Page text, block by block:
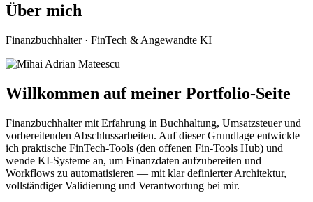
Über mich
Finanzbuchhalter · FinTech & Angewandte KI
Willkommen auf meiner Portfolio-Seite
Finanzbuchhalter mit Erfahrung in Buchhaltung, Umsatzsteuer und
vorbereitenden Abschlussarbeiten. Auf dieser Grundlage entwickle
ich praktische FinTech-Tools (den offenen Fin-Tools Hub) und
wende KI-Systeme an, um Finanzdaten aufzubereiten und
Workflows zu automatisieren — mit klar definierter Architektur,
vollständiger Validierung und Verantwortung bei mir.